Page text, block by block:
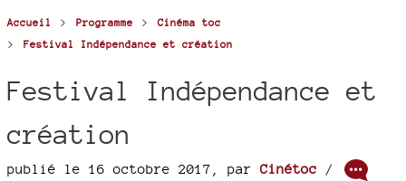
Accueil > Programme > Cinéma toc
> Festival Indépendance et création
Festival Indépendance et
création
publié le 16 octobre 2017 parCinétoc /